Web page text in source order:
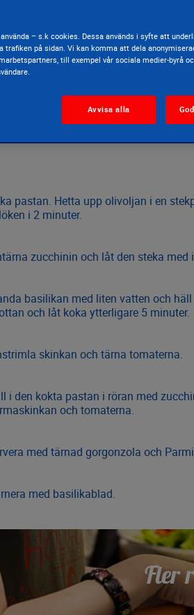
pastan. Hetta upp olivoljan i en
i 2 minuter.
zucchinin och låt den steka med
basilikan med liten vatten och
och låt koka ytterligare 5 minuter.
skinkan och tärna tomaterna.
i den kokta pastan i röran med
och tomaterna.
med tärnad gorgonzola och
med basilikablad.
Fler
– s.k cookies. Dessa används i syfte att
trafiken på sidan. Vi kan komma att dela
till exempel vår sociala medier-byrå
Avvisa alla